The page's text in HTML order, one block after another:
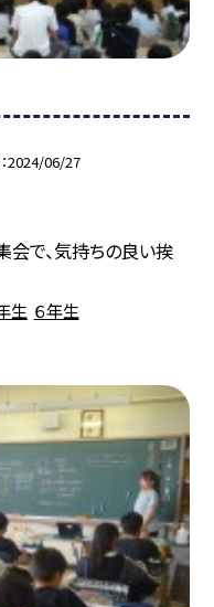
2024/06/27
会で、気持ちの良い挨
生 ６年生